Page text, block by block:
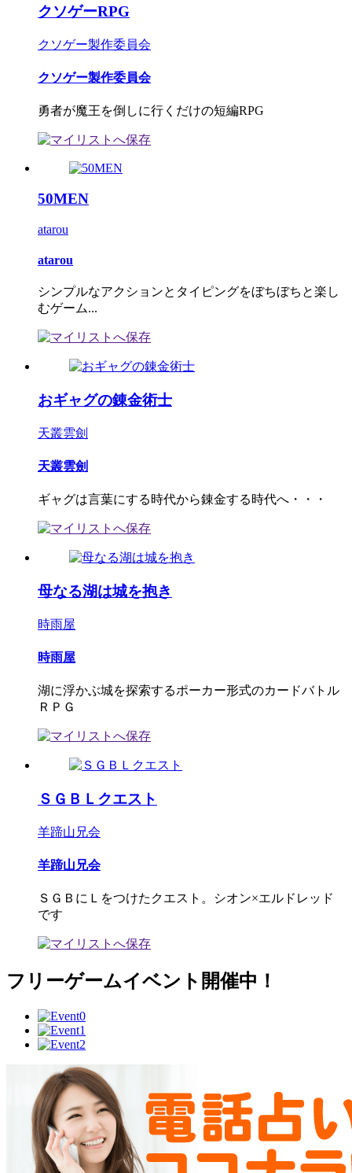
クソゲーRPG
クソゲー製作委員会
クソゲー製作委員会
勇者が魔王を倒しに行くだけの短編RPG
50MEN
atarou
atarou
シンプルなアクションとタイピングをぼちぼちと楽し
むゲーム...
おギャグの錬金術士
天叢雲劍
天叢雲劍
ギャグは言葉にする時代から錬金する時代へ・・・
母なる湖は城を抱き
時雨屋
時雨屋
湖に浮かぶ城を探索するポーカー形式のカードバトル
ＲＰＧ
ＳＧＢＬクエスト
羊蹄山兄会
羊蹄山兄会
ＳＧＢにＬをつけたクエスト。シオン×エルドレッド
です
フリーゲームイベント開催中！